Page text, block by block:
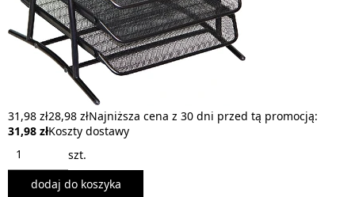
31,98 zł28,98 złNajniższa cena z 30 dni przed tą promocją:
31,98 złKoszty dostawy
szt.
dodaj do koszyka